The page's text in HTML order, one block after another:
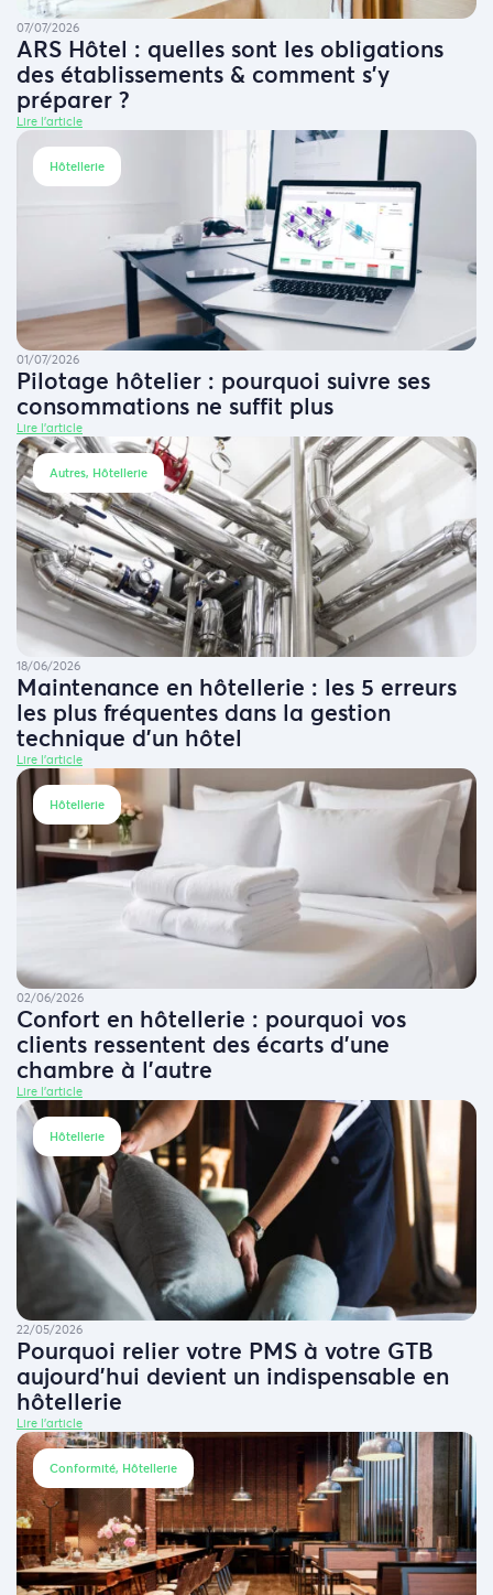
07/07/2026
ARS Hôtel : quelles sont les obligations
des établissements & comment s’y
préparer ?
Lire l'article
Hôtellerie
01/07/2026
Pilotage hôtelier : pourquoi suivre ses
consommations ne suffit plus
Lire l'article
Autres, Hôtellerie
18/06/2026
Maintenance en hôtellerie : les 5 erreurs
les plus fréquentes dans la gestion
technique d’un hôtel
Lire l'article
Hôtellerie
02/06/2026
Confort en hôtellerie : pourquoi vos
clients ressentent des écarts d’une
chambre à l’autre
Lire l'article
Hôtellerie
22/05/2026
Pourquoi relier votre PMS à votre GTB
aujourd’hui devient un indispensable en
hôtellerie
Lire l'article
Conformité, Hôtellerie